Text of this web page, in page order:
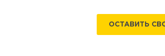
ОСТАВИТЬ